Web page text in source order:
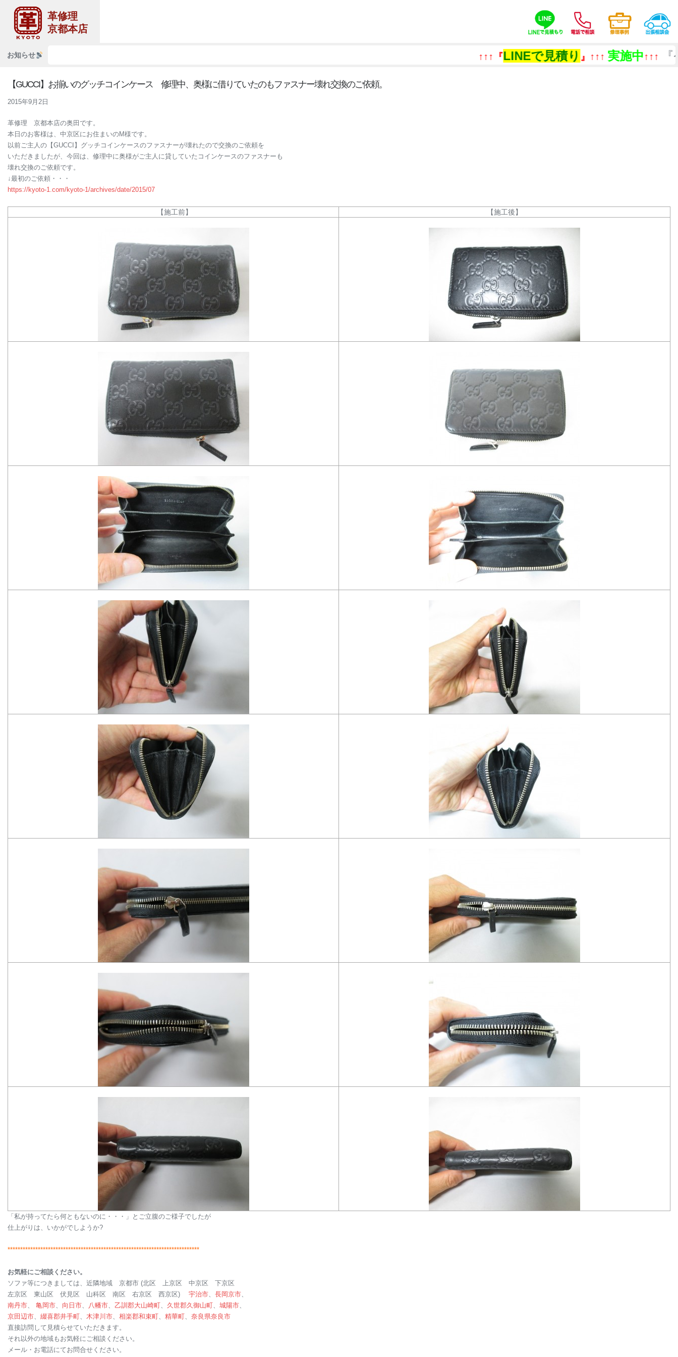
革修理
京都本店
お知らせ LINEで見積り』↑↑↑実施中↑↑↑『今あ
【GUCCI】お揃いのグッチコインケース 修理中、奥様に借りていたのもファスナー壊れ交換のご依頼。
2015年9月2日
革修理 京都本店の奥田です。
本日のお客様は、中京区にお住まいのM様です。
以前ご主人の【GUCCI】グッチコインケースのファスナーが壊れたので交換のご依頼を
いただきましたが、今回は、修理中に奥様がご主人に貸していたコインケースのファスナーも
壊れ交換のご依頼です。
↓最初のご依頼・・・
https://kyoto-1.com/kyoto-1/archives/date/2015/07
【施工前】 【施工後】
「私が持ってたら何ともないのに・・・」とご立腹のご様子でしたが
仕上がりは、いかがでしようか?
****************************************************************************
お気軽にご相談ください。
ソファ等につきましては、近隣地域 京都市 (北区 上京区 中京区 下京区
左京区 東山区 伏見区 山科区 南区 右京区 西京区) 宇治市、 長岡京市、
南丹市、 亀岡市、 向日市、 八幡市、 乙訓郡大山崎町、 久世郡久御山町、 城陽市、
京田辺市、 綴喜郡井手町、 木津川市、 相楽郡和束町、 精華町、 奈良県奈良市
直接訪問して見積らせていただきます。
それ以外の地域もお気軽にご相談ください。
メール・お電話にてお問合せください。